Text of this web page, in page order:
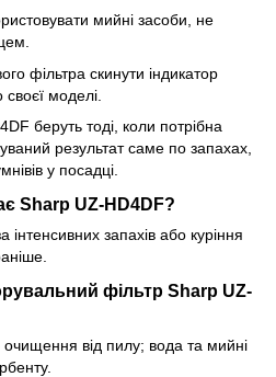
мийні засоби, не
фільтра скинути індикатор
своєї моделі.
беруть тоді, коли потрібна
результат саме по запахах,
у посадці.
Sharp UZ-HD4DF?
запахів або куріння
фільтр Sharp UZ-
від пилу; вода та мийні